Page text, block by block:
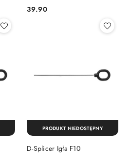
Cena:
39.90
D-Splicer Igła F10
PRODUKT NIEDOSTĘPNY